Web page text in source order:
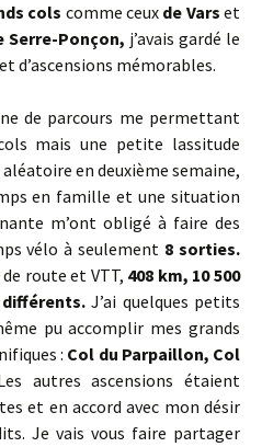
cols comme ceux de Vars et
Serre-Ponçon, j’avais gardé le
d’ascensions mémorables.
de parcours me permettant
mais une petite lassitude
en deuxième semaine,
en famille et une situation
m’ont obligé à faire des
vélo à seulement 8 sorties.
route et VTT, 408 km, 10 500
J’ai quelques petits
pu accomplir mes grands
: Col du Parpaillon, Col
autres ascensions étaient
et en accord avec mon désir
Je vais vous faire partager